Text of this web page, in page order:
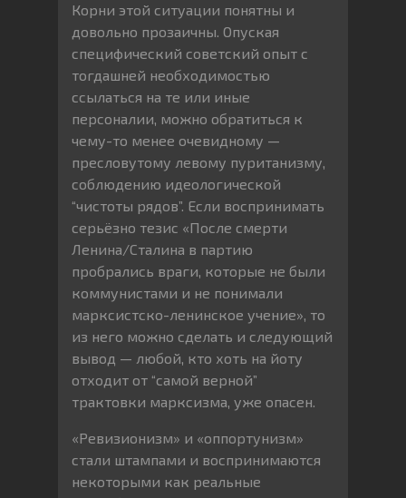
Корни этой ситуации понятны и
довольно прозаичны. Опуская
специфический советский опыт с
тогдашней необходимостью
ссылаться на те или иные
персоналии, можно обратиться к
чему-то менее очевидному —
пресловутому левому пуританизму,
соблюдению идеологической
“чистоты рядов”. Если воспринимать
серьёзно тезис «После смерти
Ленина/Сталина в партию
пробрались враги, которые не были
коммунистами и не понимали
марксистско-ленинское учение», то
из него можно сделать и следующий
вывод — любой, кто хоть на йоту
отходит от “самой верной”
трактовки марксизма, уже опасен.
«Ревизионизм» и «оппортунизм»
стали штампами и воспринимаются
некоторыми как реальные